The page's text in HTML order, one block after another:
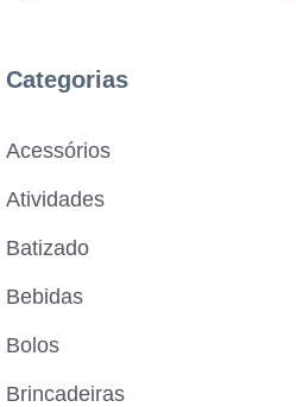
Categorias
Acessórios
Atividades
Batizado
Bebidas
Bolos
Brincadeiras